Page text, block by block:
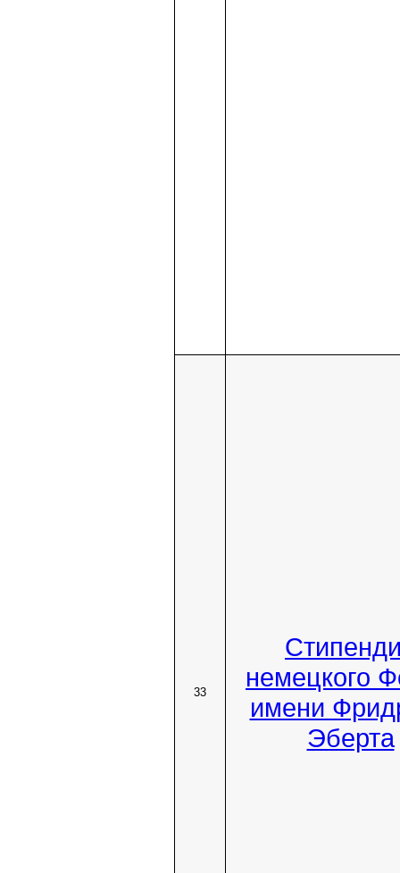
33
немецкого
имени
Эберта